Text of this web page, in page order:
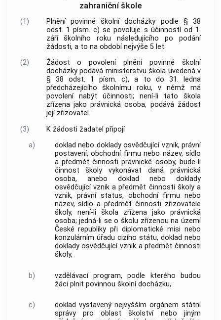
zahraniční škole
(1)
Plnění povinné školní docházky podle § 38
odst. 1 písm. c) se povoluje s účinností od 1.
září školního roku následujícího po podání
žádosti, a to na období nejvýše 5 let.
(2)
Žádost o povolení plnění povinné školní
docházky podává ministerstvu škola uvedená v
§ 38 odst. 1 písm. c), a to do 31. ledna
předcházejícího školnímu roku, v němž má
povolení nabýt účinnosti; není-li tato škola
zřízena jako právnická osoba, podává žádost
její zřizovatel.
(3)
K žádosti žadatel připojí
a)
doklad nebo doklady osvědčující vznik, právní
postavení, obchodní firmu nebo název, sídlo
a předmět činnosti právnické osoby, bude-li
činnost školy vykonávat daná právnická
osoba, anebo doklad nebo doklady
osvědčující vznik a předmět činnosti školy a
vznik, právní status, obchodní firmu nebo
název, sídlo a předmět činnosti zřizovatele
školy, není-li škola zřízena jako právnická
osoba; jedná-li se o školu zřízenou na území
České republiky při diplomatické misi nebo
konzulárním úřadu cizího státu, doklad nebo
doklady osvědčující vznik a předmět činnosti
školy,
b)
vzdělávací program, podle kterého budou
žáci plnit povinnou školní docházku,
c)
doklad vystavený nejvyšším orgánem státní
správy pro oblast školství nebo jiným